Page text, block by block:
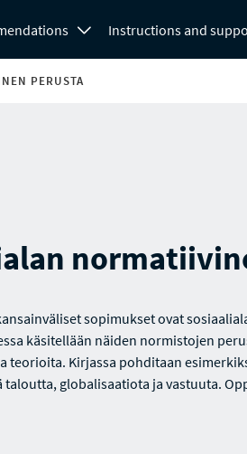
Instructions and
PERUSTA
sopimukset ovat
käsitellään näiden normistojen
teorioita. Kirjassa pohditaan
globalisaatiota ja vastuuta.